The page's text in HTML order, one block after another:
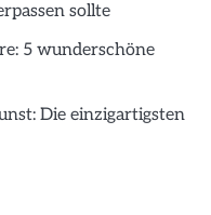
sollte
5 wunderschöne
Die einzigartigsten